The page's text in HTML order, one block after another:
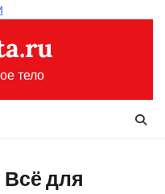
тело
для